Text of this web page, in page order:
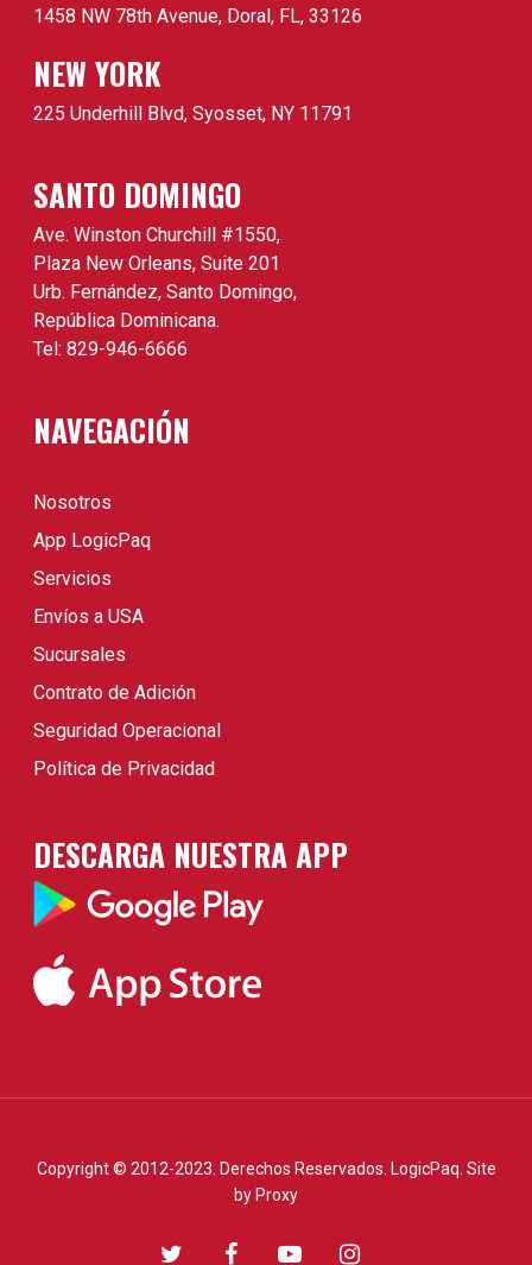
1458 NW 78th Avenue, Doral, FL, 33126
NEW YORK
225 Underhill Blvd, Syosset, NY 11791
SANTO DOMINGO
Ave. Winston Churchill #1550,
Plaza New Orleans, Suite 201
Urb. Fernández, Santo Domingo,
República Dominicana.
Tel: 829-946-6666
NAVEGACIÓN
Nosotros
App LogicPaq
Servicios
Envíos a USA
Sucursales
Contrato de Adición
Seguridad Operacional
Política de Privacidad
DESCARGA NUESTRA APP
Copyright © 2012-2023. Derechos Reservados. LogicPaq. Site
by Proxy
twitter facebookyoutube instagram